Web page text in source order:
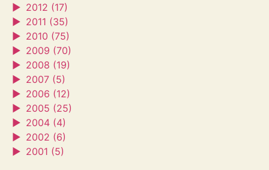
► 2012 (17)
► 2011 (35)
► 2010 (75)
► 2009 (70)
► 2008 (19)
► 2007 (5)
► 2006 (12)
► 2005 (25)
► 2004 (4)
► 2002 (6)
► 2001 (5)